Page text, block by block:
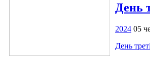
День
2024 05
День